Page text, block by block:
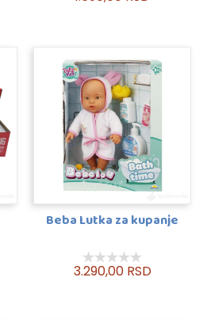
Beba Lutka za kupanje
3.290,00 RSD